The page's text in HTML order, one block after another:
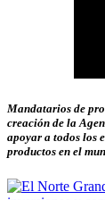
Mandatarios de
creación de la
apoyar a todos los
productos en el